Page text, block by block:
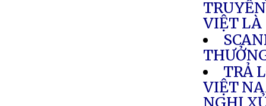
VIỆT
TRẢ
VIỆT